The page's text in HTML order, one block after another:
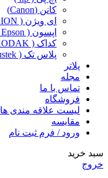
کانن (Canon)
ای ویژن ( AVISION )
اپسون ( Epson )
کداک ( KODAK )
پلاس تک ( plustek )
پلاتر
مجله
تماس با ما
فروشگاه
لیست علاقه مندی ها
مقایسه
ورود / فرم ثبت نام
سبد خرید
خروج